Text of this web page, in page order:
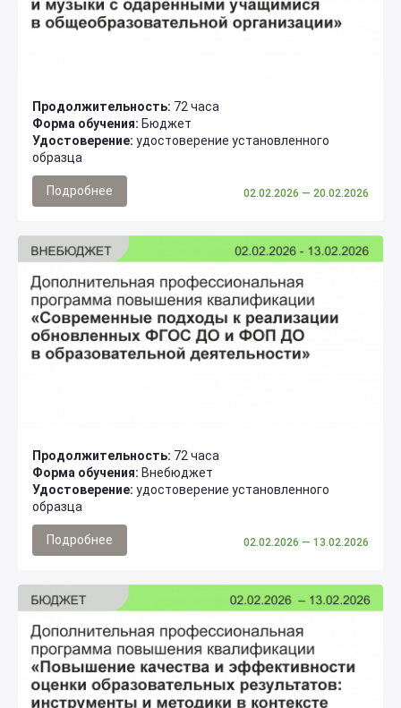
Продолжительность: 72 часа
Форма обучения: Бюджет
Удостоверение: удостоверение установленного
образца
Подробнее 02.02.2026 — 20.02.2026
Продолжительность: 72 часа
Форма обучения: Внебюджет
Удостоверение: удостоверение установленного
образца
Подробнее 02.02.2026 — 13.02.2026